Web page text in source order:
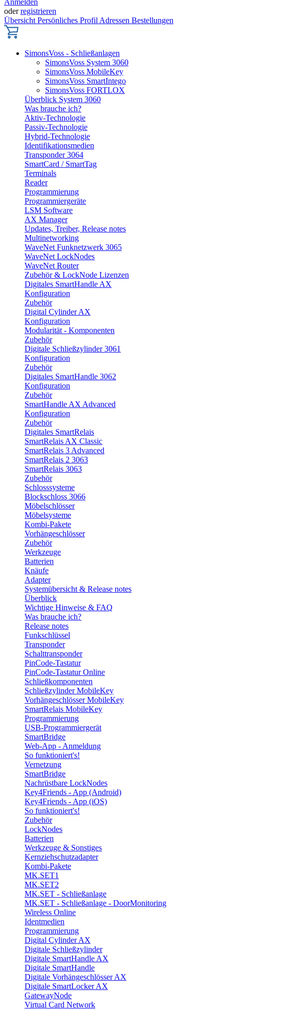
Anmelden
oderregistrieren
Übersicht Persönliches Profil Adressen Bestellungen
SimonsVoss - Schließanlagen
SimonsVoss System 3060
SimonsVoss MobileKey
SimonsVoss SmartIntego
SimonsVoss FORTLOX
Überblick System 3060
Was brauche ich?
Aktiv-Technologie
Passiv-Technologie
Hybrid-Technologie
Identifikationsmedien
Transponder 3064
SmartCard / SmartTag
Terminals
Reader
Programmierung
Programmiergeräte
LSM Software
AX Manager
Updates, Treiber, Release notes
Multinetworking
WaveNet Funknetzwerk 3065
WaveNet LockNodes
WaveNet Router
Zubehör & LockNode Lizenzen
Digitales SmartHandle AX
Konfiguration
Zubehör
Digital Cylinder AX
Konfiguration
Modularität - Komponenten
Zubehör
Digitale Schließzylinder 3061
Konfiguration
Zubehör
Digitales SmartHandle 3062
Konfiguration
Zubehör
SmartHandle AX Advanced
Konfiguration
Zubehör
Digitales SmartRelais
SmartRelais AX Classic
SmartRelais 3 Advanced
SmartRelais 2 3063
SmartRelais 3063
Zubehör
Schlosssysteme
Blockschloss 3066
Möbelschlösser
Möbelsysteme
Kombi-Pakete
Vorhängeschlösser
Zubehör
Werkzeuge
Batterien
Knäufe
Adapter
Systemübersicht & Release notes
Überblick
Wichtige Hinweise & FAQ
Was brauche ich?
Release notes
Funkschlüssel
Transponder
Schalttransponder
PinCode-Tastatur
PinCode-Tastatur Online
Schließkomponenten
Schließzylinder MobileKey
Vorhängeschlösser MobileKey
SmartRelais MobileKey
Programmierung
USB-Programmiergerät
SmartBridge
Web-App - Anmeldung
So funktioniert's!
Vernetzung
SmartBridge
Nachrüstbare LockNodes
Key4Friends - App (Android)
Key4Friends - App (iOS)
So funktioniert's!
Zubehör
LockNodes
Batterien
Werkzeuge & Sonstiges
Kernziehschutzadapter
Kombi-Pakete
MK.SET1
MK.SET2
MK.SET - Schließanlage
MK.SET - Schließanlage - DoorMonitoring
Wireless Online
Identmedien
Programmierung
Digital Cylinder AX
Digitale Schließzylinder
Digitale SmartHandle AX
Digitale SmartHandle
Digitale Vorhängeschlösser AX
Digitale SmartLocker AX
GatewayNode
Virtual Card Network